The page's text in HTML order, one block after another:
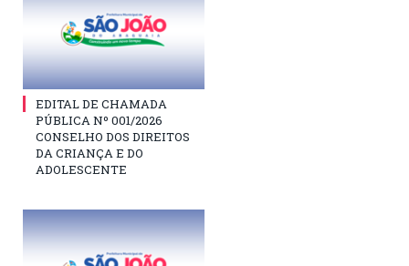
EDITAL DE CHAMADA
PÚBLICA Nº 001/2026
CONSELHO DOS DIREITOS
DA CRIANÇA E DO
ADOLESCENTE